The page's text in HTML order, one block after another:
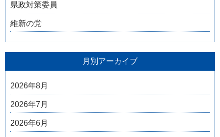
県政対策委員
維新の党
月別アーカイブ
2026年8月
2026年7月
2026年6月